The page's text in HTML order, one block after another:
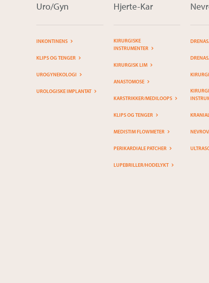
Uro/Gyn
INKONTINENS
KLIPS OG TENGER
UROGYNEKOLOGI
UROLOGISKE IMPLANTAT
Hjerte-Kar
KIRURGISKE
INSTRUMENTER
KIRURGISK LIM
ANASTOMOSE
KARSTRIKKER/MEDILOOPS
KLIPS OG TENGER
MEDISTIM FLOWMETER
PERIKARDIALE PATCHER
LUPEBRILLER/HODELYKT